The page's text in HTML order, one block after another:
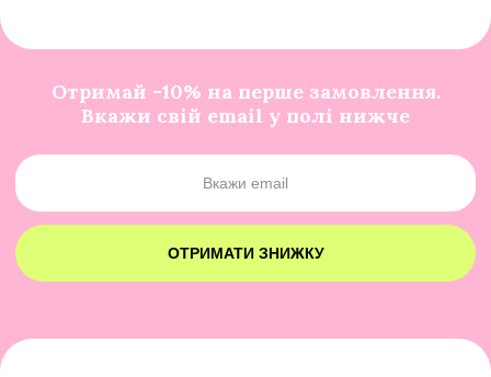
Отримай -10% на перше замовлення.
Вкажи свій email у полі нижче
ОТРИМАТИ ЗНИЖКУ